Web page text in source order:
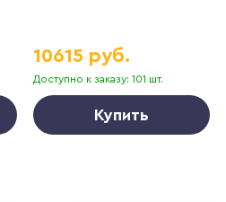
Доступно к заказу: 101 шт.
10615 руб.
Купить